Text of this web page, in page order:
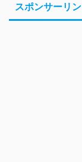
スポンサーリ